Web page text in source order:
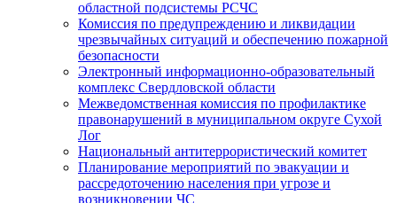
областной подсистемы РСЧС
Комиссия по предупреждению и ликвидации
чрезвычайных ситуаций и обеспечению пожарной
безопасности
Электронный информационно-образовательный
комплекс Cвердловской области
Межведомственная комиссия по профилактике
правонарушений в муниципальном округе Сухой
Лог
Национальный антитеррористический комитет
Планирование мероприятий по эвакуации и
рассредоточению населения при угрозе и
возникновении ЧС